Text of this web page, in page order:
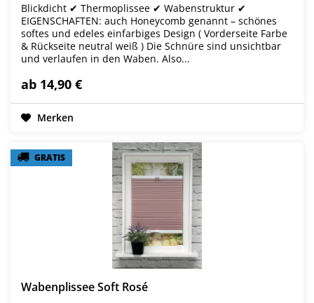
Blickdicht ✔ Thermoplissee ✔ Wabenstruktur ✔
EIGENSCHAFTEN: auch Honeycomb genannt – schönes
softes und edeles einfarbiges Design ( Vorderseite Farbe
& Rückseite neutral weiß ) Die Schnüre sind unsichtbar
und verlaufen in den Waben. Also...
ab 14,90 €
Merken
GRATIS
GRATIS
Wabenplissee Soft Rosé